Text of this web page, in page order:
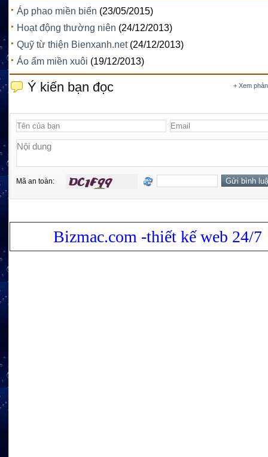
Áp phao miền biển (23/05/2015)
Hoạt động thường niên (24/12/2013)
Quỹ từ thiện Bienxanh.net (24/12/2013)
Áo ấm miền xuôi (19/12/2013)
+ Xem
Ý kiến bạn đọc
Mã an toàn:
Bizmac.com -thiết kế web 24/7